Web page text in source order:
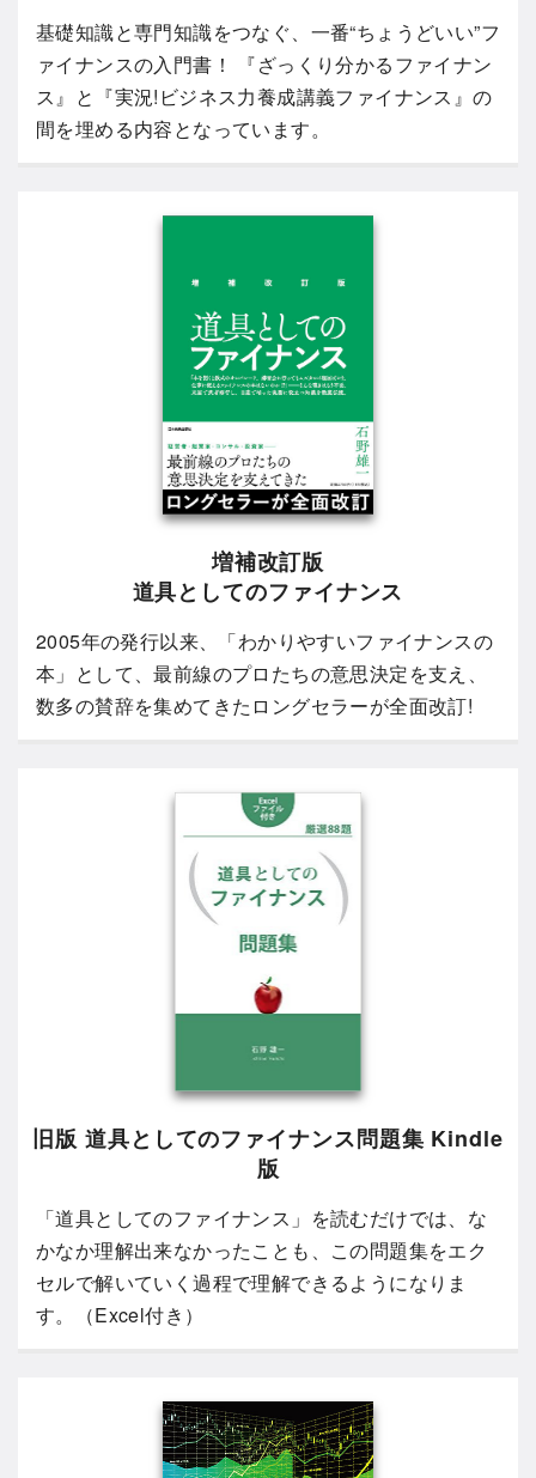
基礎知識と専門知識をつなぐ、一番“ちょうどいい”フ
ァイナンスの入門書！ 『ざっくり分かるファイナン
ス』と『実況!ビジネス力養成講義ファイナンス』の
間を埋める内容となっています。
増補改訂版
道具としてのファイナンス
2005年の発行以来、「わかりやすいファイナンスの
本」として、最前線のプロたちの意思決定を支え、
数多の賛辞を集めてきたロングセラーが全面改訂!
旧版 道具としてのファイナンス問題集 Kindle
版
「道具としてのファイナンス」を読むだけでは、な
かなか理解出来なかったことも、この問題集をエク
セルで解いていく過程で理解できるようになりま
す。（Excel付き）